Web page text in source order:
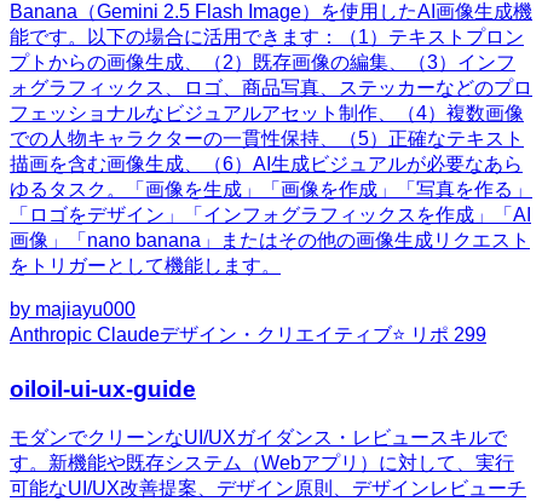
Banana（Gemini 2.5 Flash Image）を使用したAI画像生成機
能です。以下の場合に活用できます：（1）テキストプロン
プトからの画像生成、（2）既存画像の編集、（3）インフ
ォグラフィックス、ロゴ、商品写真、ステッカーなどのプロ
フェッショナルなビジュアルアセット制作、（4）複数画像
での人物キャラクターの一貫性保持、（5）正確なテキスト
描画を含む画像生成、（6）AI生成ビジュアルが必要なあら
ゆるタスク。「画像を生成」「画像を作成」「写真を作る」
「ロゴをデザイン」「インフォグラフィックスを作成」「AI
画像」「nano banana」またはその他の画像生成リクエスト
をトリガーとして機能します。
by majiayu000
Anthropic Claudeデザイン・クリエイティブ⭐ リポ 299
oiloil-ui-ux-guide
モダンでクリーンなUI/UXガイダンス・レビュースキルで
す。新機能や既存システム（Webアプリ）に対して、実行
可能なUI/UX改善提案、デザイン原則、デザインレビューチ